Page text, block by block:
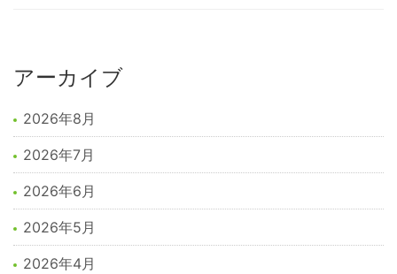
アーカイブ
2026年8月
2026年7月
2026年6月
2026年5月
2026年4月